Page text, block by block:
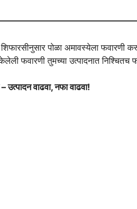
पोळा अमावस्येला फवारणी
फवारणी तुमच्या उत्पादनात निश्चितच
उत्पादन वाढवा, नफा वाढवा!